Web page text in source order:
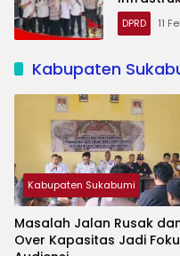
DPRD 11
Kabupaten
Kabupaten Sukabumi
Masalah Jalan Rusak
Over Kapasitas Jadi